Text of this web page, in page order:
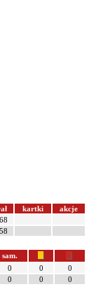
kartki
akcje
sam.
0 0
0
0 0 0